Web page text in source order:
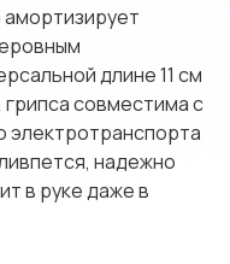
длине 11 см
совместима с
электротранспорта
надежно
в руке даже в